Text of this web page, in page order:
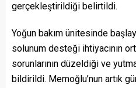
gerçekleştirildiği belirtildi.
Yoğun bakım ünitesinde
solunum desteği ihtiyacının
sorunlarının düzeldiği ve
bildirildi. Memoğlu’nun artık